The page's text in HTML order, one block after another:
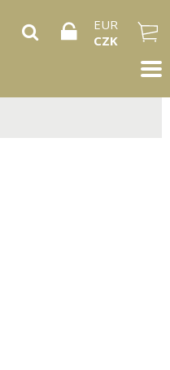
EUR
CZK